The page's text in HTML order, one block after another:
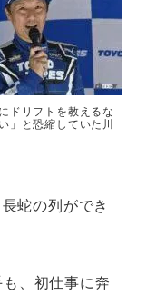
ドリフトを教えるな
」と恐縮していた川
蛇の列ができ
、初仕事に奔